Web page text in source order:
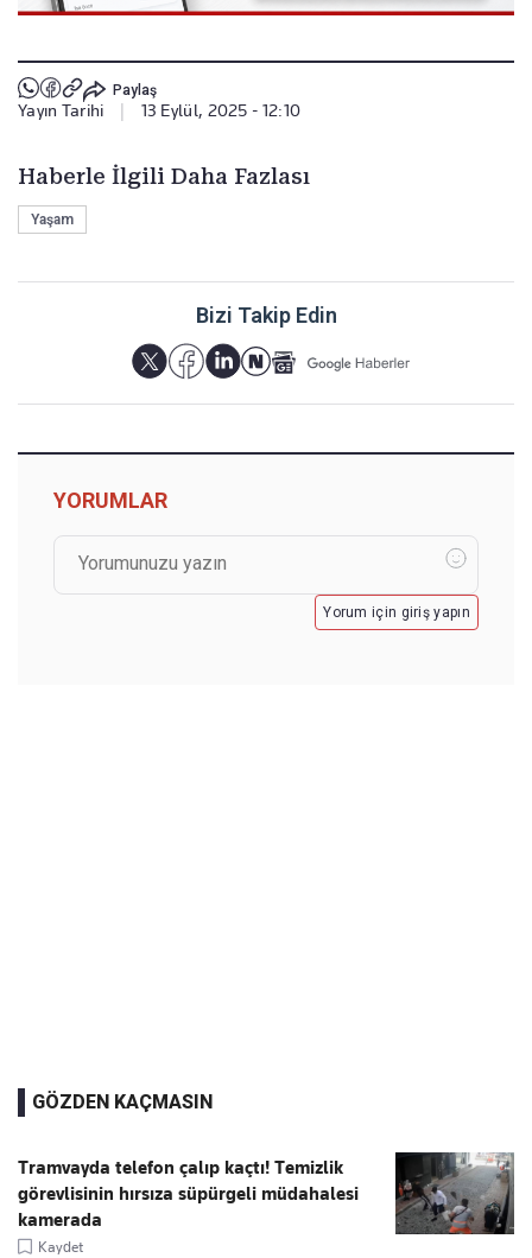
Paylaş
Yayın Tarihi 13 Eylül, 2025 - 12:10
Haberle İlgili Daha Fazlası
Yaşam
Bizi Takip Edin
YORUMLAR
Yorum için giriş yapın
GÖZDEN KAÇMASIN
Tramvayda telefon çalıp kaçtı! Temizlik
görevlisinin hırsıza süpürgeli müdahalesi
kamerada
Kaydet